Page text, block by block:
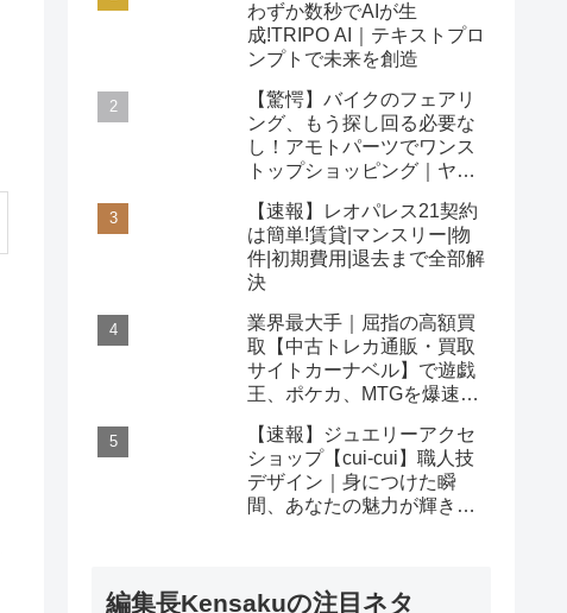
わずか数秒でAIが生
成!TRIPO AI｜テキストプロ
ンプトで未来を創造
【驚愕】バイクのフェアリ
ング、もう探し回る必要な
し！アモトパーツでワンス
トップショッピング｜ヤマ
【速報】レオパレス21契約
は簡単!賃貸|マンスリー|物
件|初期費用|退去まで全部解
決
業界最大手｜屈指の高額買
取【中古トレカ通販・買取
サイトカーナベル】で遊戯
王、ポケカ、MTGを爆速査
【速報】ジュエリーアクセ
ショップ【cui-cui】職人技
デザイン｜身につけた瞬
間、あなたの魅力が輝き出
編集長Kensakuの注目ネタ